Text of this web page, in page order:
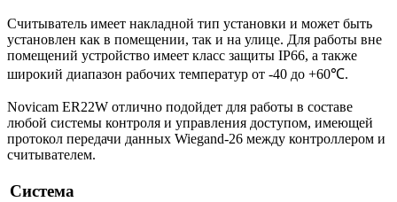
Считыватель имеет накладной тип установки и может быть
установлен как в помещении, так и на улице. Для работы вне
помещений устройство имеет класс защиты IP66, а также
широкий диапазон рабочих температур от -40 до +60℃.
Novicam ER22W отлично подойдет для работы в составе
любой системы контроля и управления доступом, имеющей
протокол передачи данных Wiegand-26 между контроллером и
считывателем.
Система